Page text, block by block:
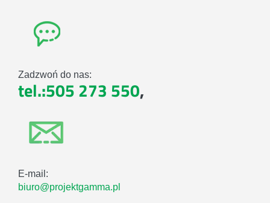
Zadzwoń do nas:
tel.:505 273 550,
E-mail:
biuro@projektgamma.pl